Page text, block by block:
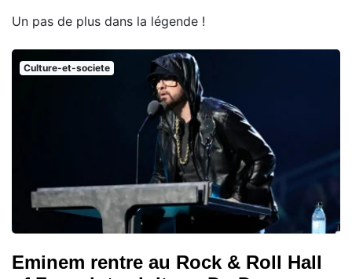
Un pas de plus dans la légende !
Culture-et-societe
Eminem rentre au Rock & Roll Hall